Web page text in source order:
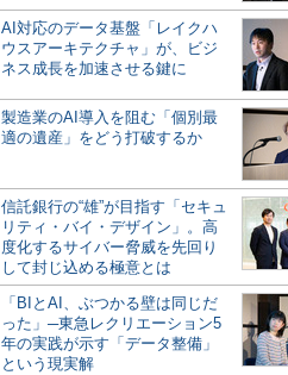
AI対応のデータ基盤「レイクハ
ウスアーキテクチャ」が、ビジ
ネス成長を加速させる鍵に
製造業のAI導入を阻む「個別最
適の遺産」をどう打破するか
信託銀行の“雄”が目指す「セキュ
リティ・バイ・デザイン」。高
度化するサイバー脅威を先回り
して封じ込める極意とは
「BIとAI、ぶつかる壁は同じだ
った」─東急レクリエーション5
年の実践が示す「データ整備」
という現実解